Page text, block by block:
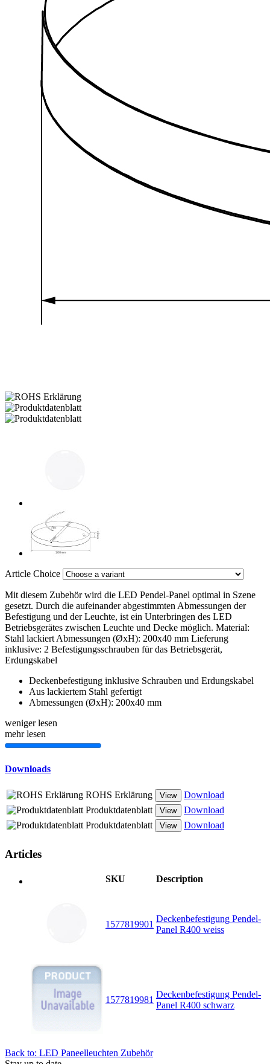
Article Choice
Mit diesem Zubehör wird die LED Pendel-Panel optimal in Szene
gesetzt. Durch die aufeinander abgestimmten Abmessungen der
Befestigung und der Leuchte, ist ein Unterbringen des LED
Betriebsgerätes zwischen Leuchte und Decke möglich. Material:
Stahl lackiert Abmessungen (ØxH): 200x40 mm Lieferung
inklusive: 2 Befestigungsschrauben für das Betriebsgerät,
Erdungskabel
Deckenbefestigung inklusive Schrauben und Erdungskabel
Aus lackiertem Stahl gefertigt
Abmessungen (ØxH): 200x40 mm
weniger lesen
mehr lesen
Downloads
ROHS Erklärung View
Download
Produktdatenblatt
View
Download
Produktdatenblatt
View Download
Articles
SKU Description
1577819901
Deckenbefestigung Pendel-
Panel R400 weiss
1577819981
Deckenbefestigung Pendel-
Panel R400 schwarz
Back to: LED Paneelleuchten Zubehör